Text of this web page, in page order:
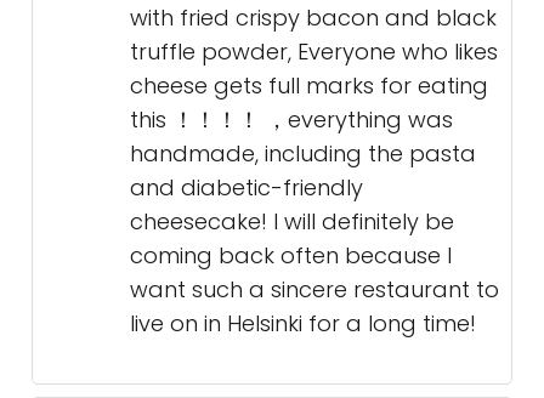
with fried crispy bacon and black
truffle powder, Everyone who likes
cheese gets full marks for eating
this ！！！！ ，everything was
handmade, including the pasta
and diabetic-friendly
cheesecake! I will definitely be
coming back often because I
want such a sincere restaurant to
live on in Helsinki for a long time!